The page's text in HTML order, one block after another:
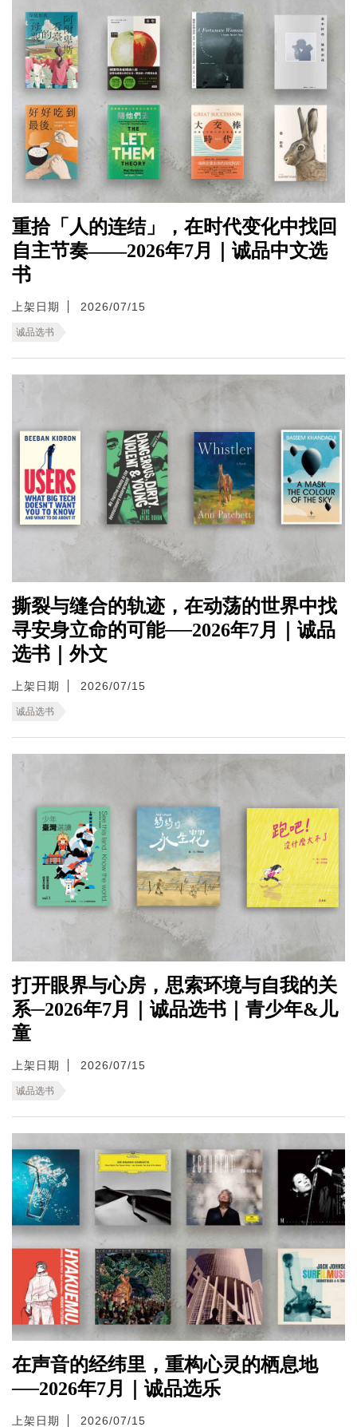
重拾「人的连结」，在时代变化中找回
自主节奏——2026年7月｜诚品中文选
书
上架日期 2026/07/15
诚品选书
撕裂与缝合的轨迹，在动荡的世界中找
寻安身立命的可能──2026年7月｜诚品
选书｜外文
上架日期 2026/07/15
诚品选书
打开眼界与心房，思索环境与自我的关
系─2026年7月｜诚品选书｜青少年&儿
童
上架日期 2026/07/15
诚品选书
在声音的经纬里，重构心灵的栖息地
──2026年7月｜诚品选乐
上架日期 2026/07/15